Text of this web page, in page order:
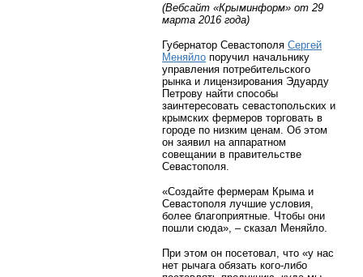
(Вебсайт «Крыминформ» от 29
марта 2016 года)
Губернатор Севастополя Сергей
Меняйло поручил начальнику
управления потребительского
рынка и лицензирования Эдуарду
Петрову найти способы
заинтересовать севастопольских и
крымских фермеров торговать в
городе по низким ценам. Об этом
он заявил на аппаратном
совещании в правительстве
Севастополя.
«Создайте фермерам Крыма и
Севастополя лучшие условия,
более благоприятные. Чтобы они
пошли сюда», – сказал Меняйло.
При этом он посетовал, что «у нас
нет рычага обязать кого-либо